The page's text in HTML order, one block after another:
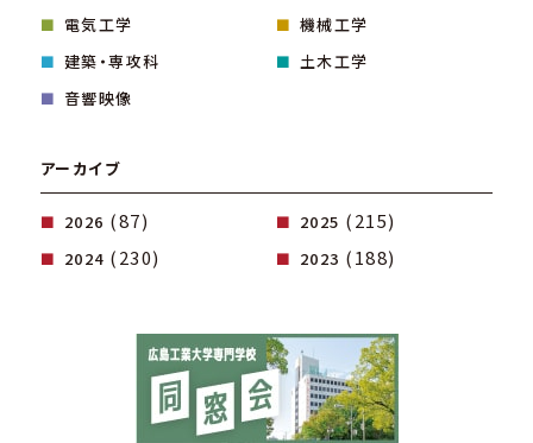
電気工学
機械工学
建築・専攻科
土木工学
音響映像
アーカイブ
2026 (87) 2025 (215)
2024 (230) 2023 (188)